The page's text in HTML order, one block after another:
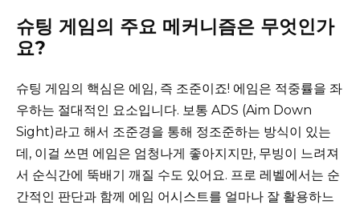
슈팅 게임의 주요 메커니즘은 무엇인가
요?
슈팅 게임의 핵심은 에임, 즉 조준이죠! 에임은 적중률을 좌
우하는 절대적인 요소입니다. 보통 ADS (Aim Down
Sight)라고 해서 조준경을 통해 정조준하는 방식이 있는
데, 이걸 쓰면 에임은 엄청나게 좋아지지만, 무빙이 느려져
서 순식간에 뚝배기 깨질 수도 있어요. 프로 레벨에서는 순
간적인 판단과 함께 에임 어시스트를 얼마나 잘 활용하느